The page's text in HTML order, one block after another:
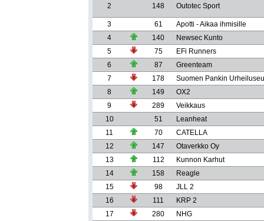
2 148 Outotec Sport
3 61
Apotti - Aikaa ihmisille
4
140
Newsec Kunto
5
75
EFi Runners
6
87
Greenteam
7
178
Suomen Pankin
8
149
OX2
9
289
Veikkaus
10
51
Leanheat
11
70
CATELLA
12
147
Otaverkko Oy
13
112
Kunnon Karhut
14
158
Reagle
15
98
JLL 2
16
111
KRP 2
17
280
NHG